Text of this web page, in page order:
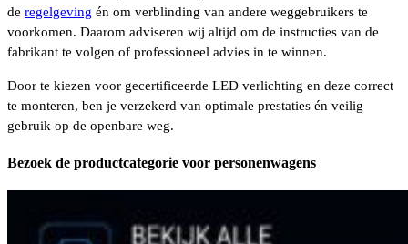
de regelgeving én om verblinding van andere weggebruikers te
voorkomen. Daarom adviseren wij altijd om de instructies van de
fabrikant te volgen of professioneel advies in te winnen.
Door te kiezen voor gecertificeerde LED verlichting en deze correct
te monteren, ben je verzekerd van optimale prestaties én veilig
gebruik op de openbare weg.
Bezoek de productcategorie voor personenwagens